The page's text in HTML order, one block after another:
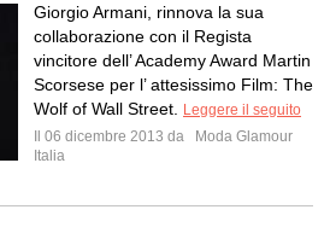
Giorgio Armani, rinnova la sua
collaborazione con il Regista
vincitore dell’ Academy Award Martin
Scorsese per l’ attesissimo Film: The
Wolf of Wall Street.
Leggere il seguito
Il 06 dicembre 2013 da
Moda Glamour
Italia